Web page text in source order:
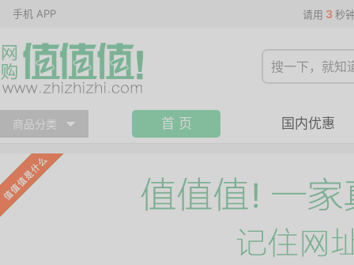
手机 APP 请用 3 秒
商品分类 首 页 国内优惠